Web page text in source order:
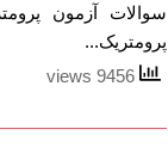
پرومتریک...